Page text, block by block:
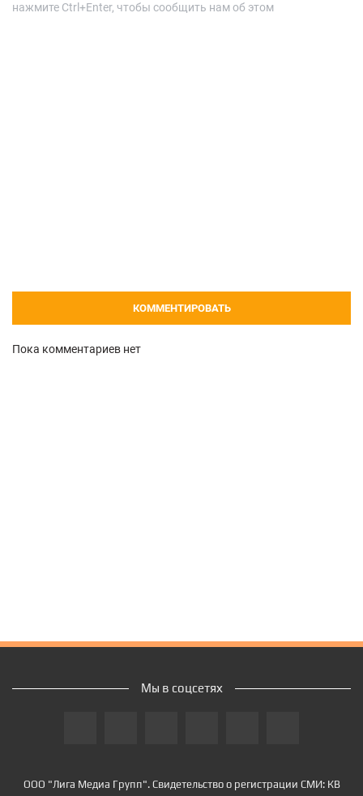
нажмите Ctrl+Enter, чтобы сообщить нам об этом
КОММЕНТИРОВАТЬ
Пока комментариев нет
ООО "Лига Медиа Групп". Свидетельство о регистрации СМИ: КВ
Мы в соцсетях